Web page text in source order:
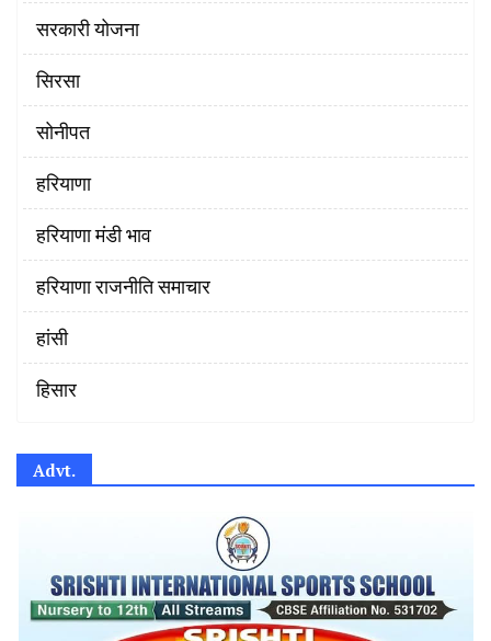
सरकारी योजना
सिरसा
सोनीपत
हरियाणा
हरियाणा मंडी भाव
हरियाणा राजनीति समाचार
हांसी
हिसार
Advt.